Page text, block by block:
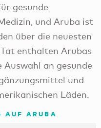
gesunde
und Aruba ist
über die neuesten
enthalten Arubas
an gesunde
und
Läden.
AUF ARUBA